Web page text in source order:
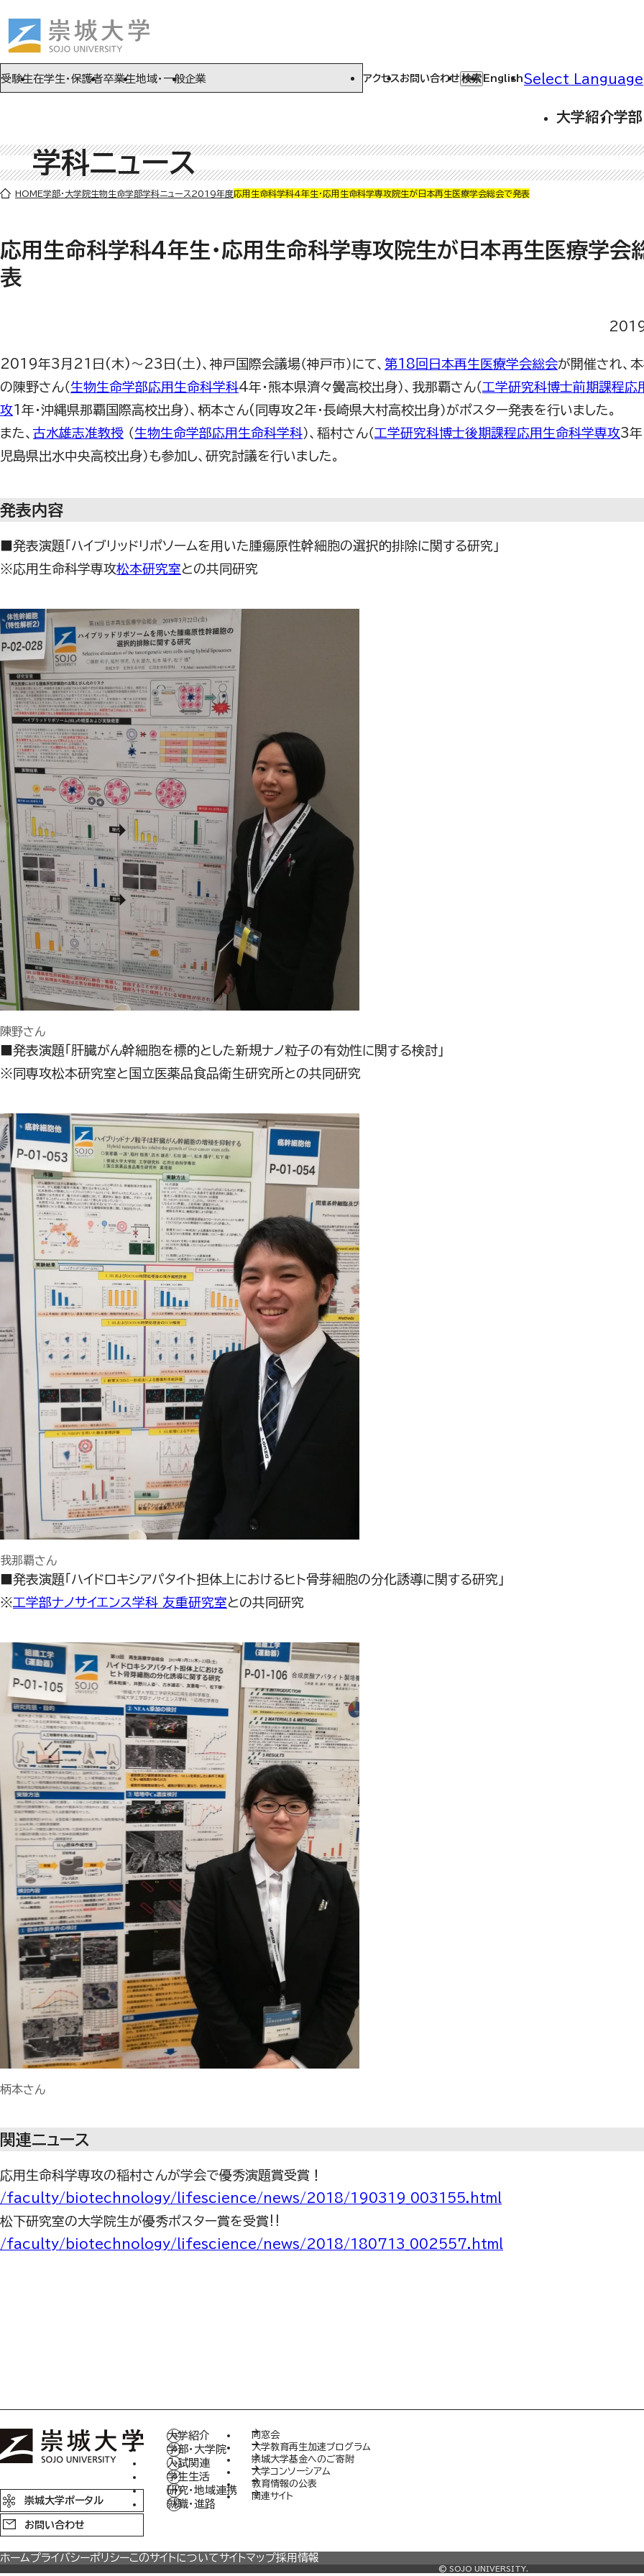
本文(c)へ
受験生在学生・保護者卒業生地域・一般企業 アクセスお問い合わせ 検索 English Select Language
大学紹介学部
ここから本文です。
学科ニュース
HOME学部・大学院生物生命学部学科ニュース 2019年度応用生命科学科4年生・応用生命科学専攻院生が日本再生医療学会総会で発表
応用生命科学科4年生・応用生命科学専攻院生が日本再生医療学会
表
2019年3月21日(木)～23日(土)、神戸国際会議場（神戸市）にて、 第18回日本再生医療学会総会が開催され、
の陳野さん（生物生命学部応用生命科学科4年・熊本県濟々黌高校出身）、我那覇さん（工学研究科博士前期課程応
攻1年・沖縄県那覇国際高校出身）、柄本さん(同専攻2年・長崎県大村高校出身）がポスター発表を行いました。
また、 古水雄志准教授 （生物生命学部応用生命科学科）、稲村さん（工学研究科博士後期課程応用生命科学専攻3年
児島県出水中央高校出身）も参加し、研究討議を行いました。
発表内容
■発表演題「ハイブリッドリポソームを用いた腫瘍原性幹細胞の選択的排除に関する研究」
※応用生命科学専攻松本研究室との共同研究
陳野さん
■発表演題「肝臓がん幹細胞を標的とした新規ナノ粒子の有効性に関する検討」
※同専攻松本研究室と国立医薬品食品衛生研究所との共同研究
我那覇さん
■発表演題「ハイドロキシアパタイト担体上におけるヒト骨芽細胞の分化誘導に関する研究」
※工学部ナノサイエンス学科 友重研究室との共同研究
柄本さん
関連ニュース
応用生命科学専攻の稲村さんが学会で優秀演題賞受賞！
/faculty/biotechnology/lifescience/news/2018/190319_003155.html
松下研究室の大学院生が優秀ポスター賞を受賞‼
/faculty/biotechnology/lifescience/news/2018/180713_002557.html
崇城大学ポータル
お問い合わせ
大学紹介
学部・大学院
入試関連
学生生活
研究・地域連携
就職・進路
同窓会
大学教育再生加速プログラム
崇城大学基金へのご寄附
大学コンソーシアム
教育情報の公表
関連サイト
ホームプライバシーポリシーこのサイトについてサイトマップ採用情報
© SOJO UNIVERSITY.